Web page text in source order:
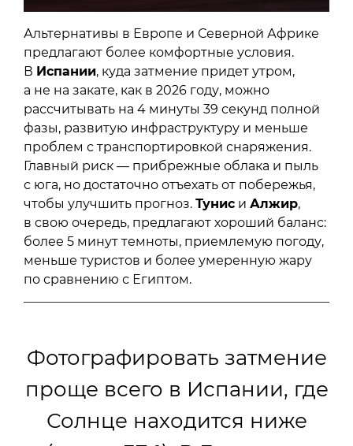
Альтернативы в Европе и Северной Африке
предлагают более комфортные условия.
В Испании, куда затмение придет утром,
а не на закате, как в 2026 году, можно
рассчитывать на 4 минуты 39 секунд полной
фазы, развитую инфраструктуру и меньше
проблем с транспортировкой снаряжения.
Главный риск — прибрежные облака и пыль
с юга, но достаточно отъехать от побережья,
чтобы улучшить прогноз. Тунис и Алжир,
в свою очередь, предлагают хороший баланс:
более 5 минут темноты, приемлемую погоду,
меньше туристов и более умеренную жару
по сравнению с Египтом.
Фотографировать затмение
проще всего в Испании, где
Солнце находится ниже